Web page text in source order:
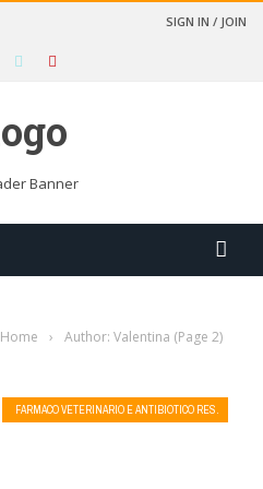
SIGN IN / JOIN
Home › Author: Valentina (Page 2)
FARMACO VETERINARIO E ANTIBIOTICO RES.